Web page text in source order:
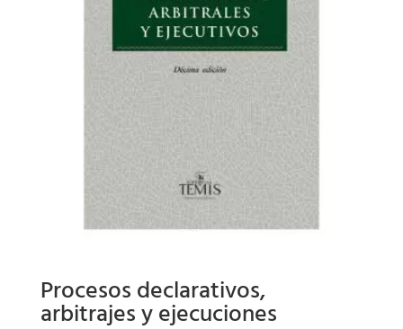
Procesos declarativos,
arbitrajes y ejecuciones